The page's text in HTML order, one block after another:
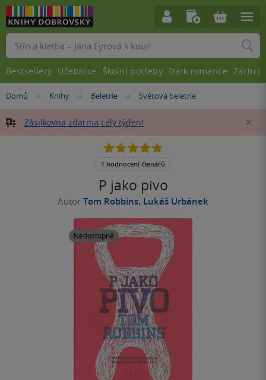
Nacházíte
zde:
Domů »
Knihy »
Beletrie »
Světová beletrie
Zásilkovna zdarma celý týden!
P jako pivo
Autor Tom Robbins, Lukáš Urbánek
Nedostupné
5.0
5
1 hodnocení čtenářů
Vyhledávání
Bestsellery Učebnice Školní potřeby Dark romance